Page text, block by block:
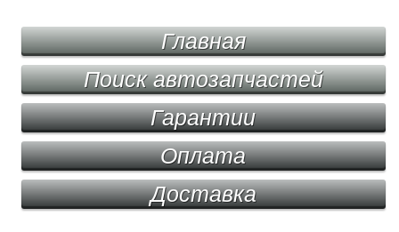
Главная
Поиск автозапчастей
Гарантии
Оплата
Доставка